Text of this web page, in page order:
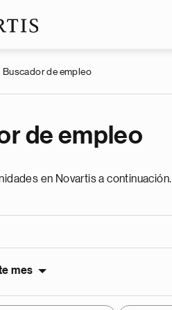
Buscador de empleo
de empleo
en Novartis a continuación.
mes